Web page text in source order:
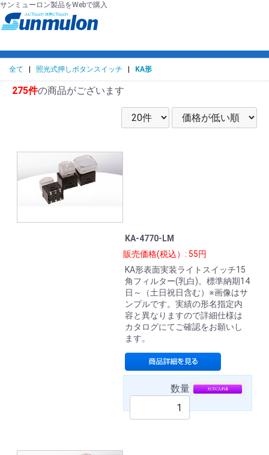
サンミューロン製品をWebで購入
全て 照光式押しボタンスイッチ KA形
275件の商品がございます
KA-4770-LM
販売価格(税込）: 55円
KA形表面実装ライトスイッチ15
角フィルター(乳白)。標準納期14
日～（土日祝日含む）※画像はサ
ンプルです。実績の形名指定内
容と異なりますので詳細仕様は
カタログにてご確認をお願いし
ます。
数量